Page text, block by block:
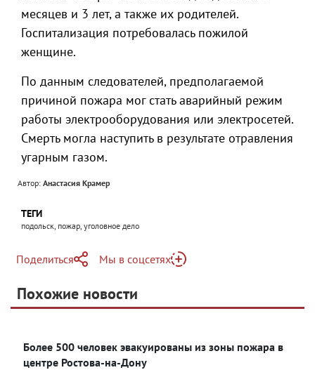
месяцев и 3 лет, а также их родителей.
Госпитализация потребовалась пожилой
женщине.
По данным следователей, предполагаемой
причиной пожара мог стать аварийный режим
работы электрооборудования или электросетей.
Смерть могла наступить в результате отравления
угарным газом.
Автор: Анастасия Крамер
ТЕГИ
подольск, пожар, уголовное дело
Поделиться
Telegram
Одноклассники
Мы в соцсетях
Яндекс Дзен
Похожие новости
Более 500 человек эвакуированы из зоны пожара в
центре Ростова-на-Дону